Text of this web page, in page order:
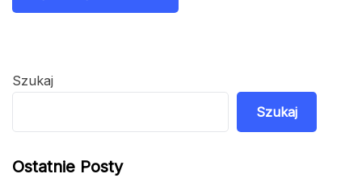
Szukaj
Szukaj
Ostatnie Posty